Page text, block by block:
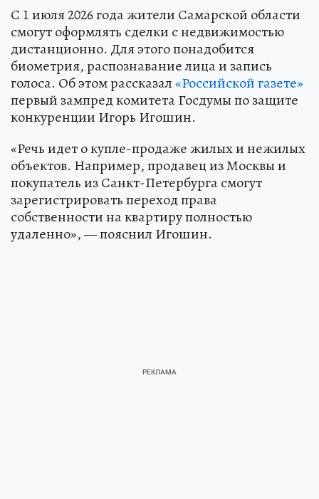
С 1 июля 2026 года жители Самарской области
смогут оформлять сделки с недвижимостью
дистанционно. Для этого понадобится
биометрия, распознавание лица и запись
голоса. Об этом рассказал«Российской газете»
первый зампред комитета Госдумы по защите
конкуренции Игорь Игошин.
«Речь идет о купле-продаже жилых и нежилых
объектов. Например, продавец из Москвы и
покупатель из Санкт-Петербурга смогут
зарегистрировать переход права
собственности на квартиру полностью
удаленно», — пояснил Игошин.